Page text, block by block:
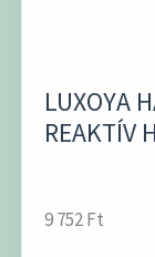
LUXOYA
REAKTÍV
9 752Ft